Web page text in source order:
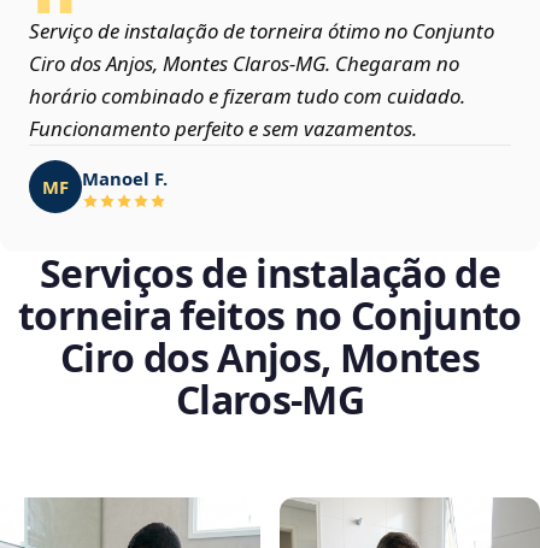
Serviço de instalação de torneira ótimo no Conjunto
Ciro dos Anjos, Montes Claros‑MG. Chegaram no
horário combinado e fizeram tudo com cuidado.
Funcionamento perfeito e sem vazamentos.
MF Manoel F.
Serviços de instalação de
torneira feitos no Conjunto
Ciro dos Anjos, Montes
Claros‑MG